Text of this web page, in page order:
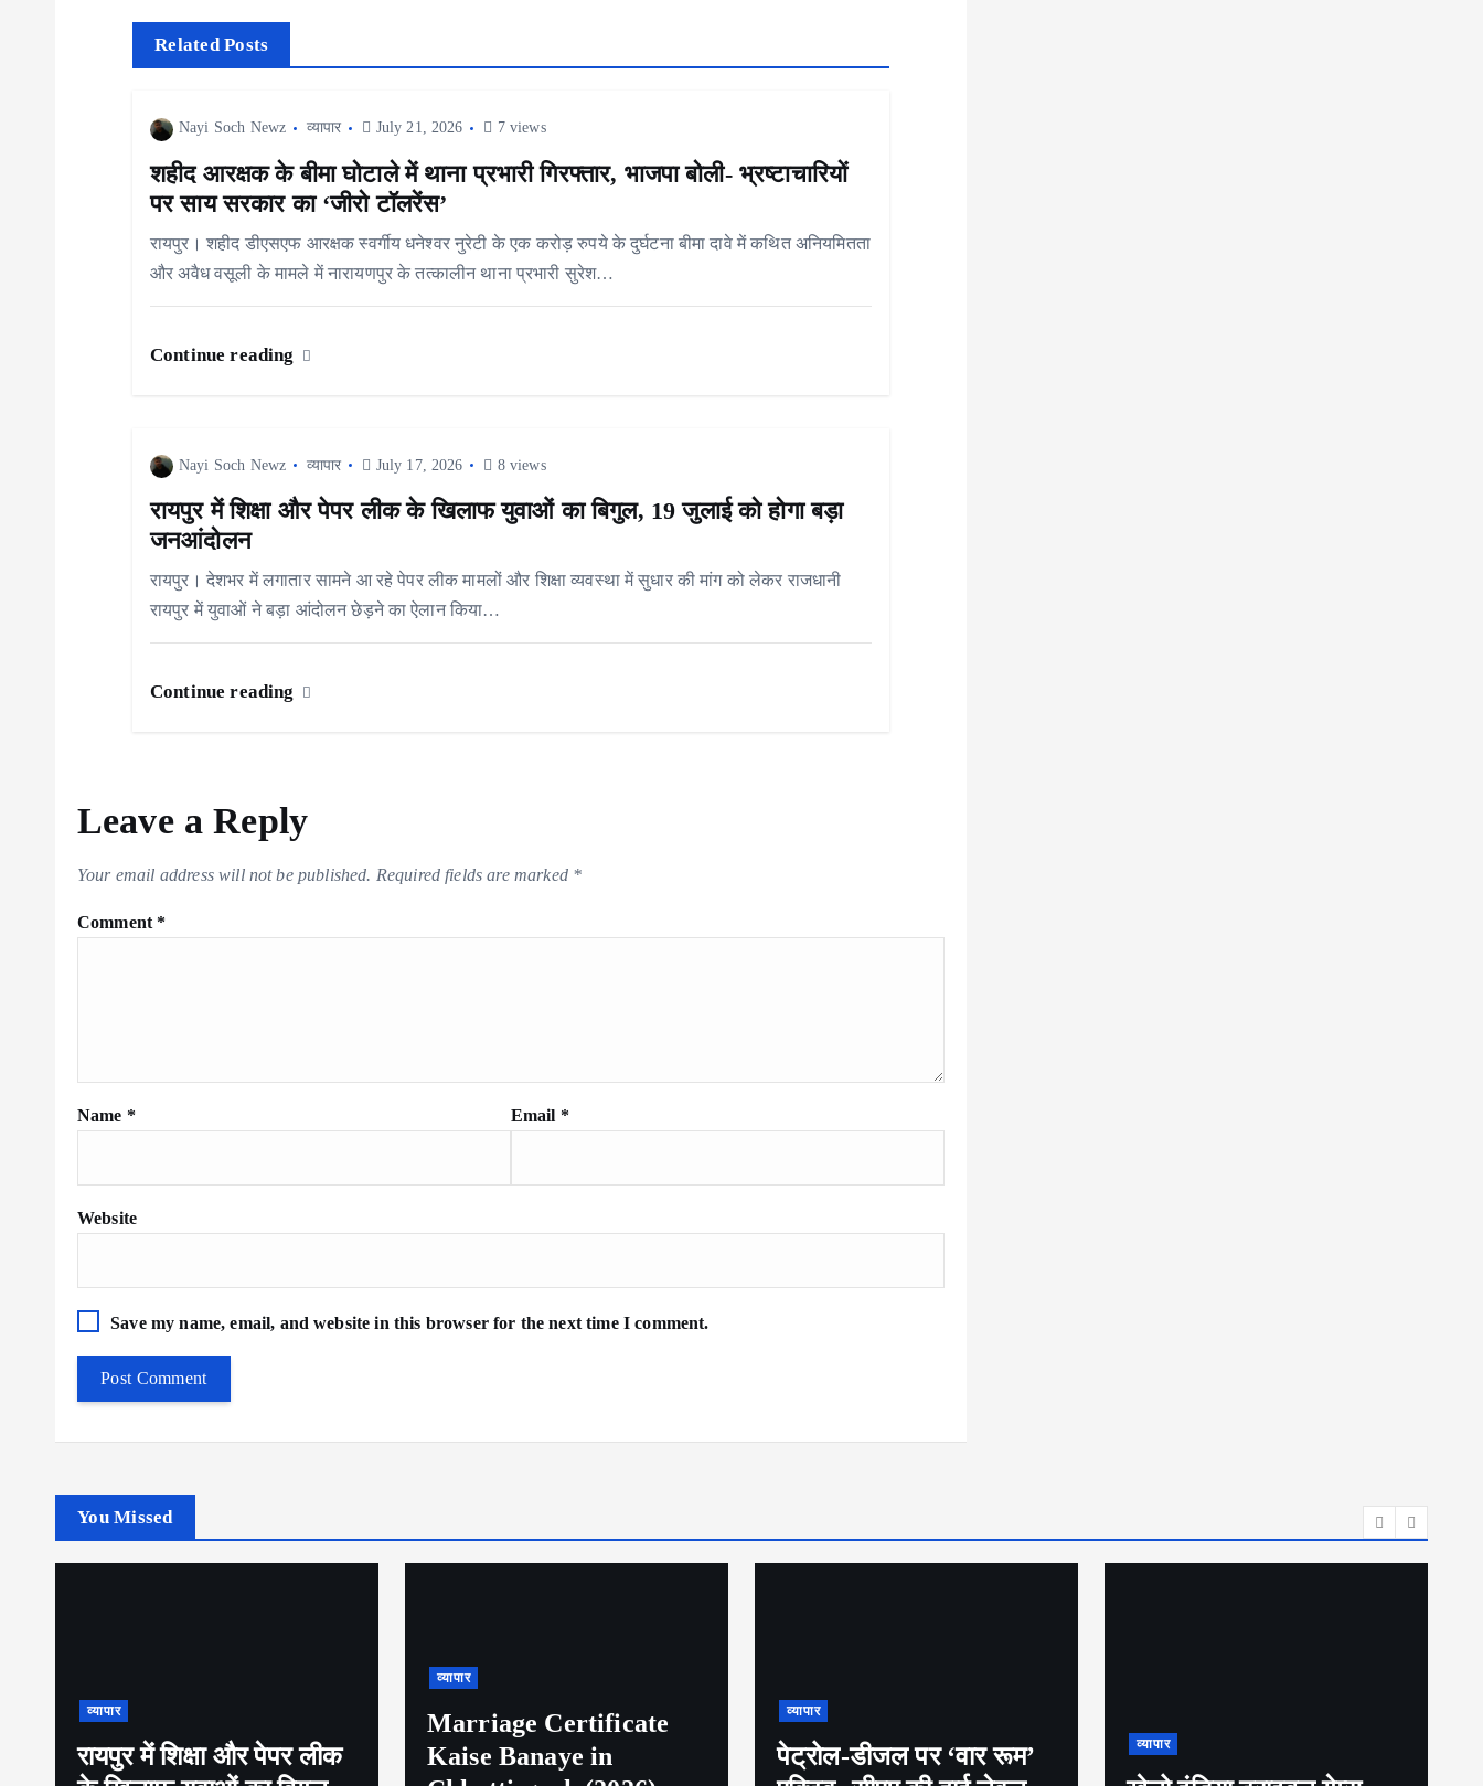
Related Posts
Nayi Soch Newz व्यापार July 21, 2026 7 views
शहीद आरक्षक के बीमा घोटाले में थाना प्रभारी गिरफ्तार, भाजपा बोली- भ्रष्टाचारियों
पर साय सरकार का ‘जीरो टॉलरेंस’
रायपुर। शहीद डीएसएफ आरक्षक स्वर्गीय धनेश्वर नुरेटी के एक करोड़ रुपये के दुर्घटना बीमा दावे में कथित अनियमितता
और अवैध वसूली के मामले में नारायणपुर के तत्कालीन थाना प्रभारी सुरेश…
Continue reading
Nayi Soch Newz व्यापार July 17, 2026 8 views
रायपुर में शिक्षा और पेपर लीक के खिलाफ युवाओं का बिगुल, 19 जुलाई को होगा बड़ा
जनआंदोलन
रायपुर। देशभर में लगातार सामने आ रहे पेपर लीक मामलों और शिक्षा व्यवस्था में सुधार की मांग को लेकर राजधानी
रायपुर में युवाओं ने बड़ा आंदोलन छेड़ने का ऐलान किया…
Continue reading
Leave a Reply
Your email address will not be published. Required fields are marked *
Comment *
Name * Email *
Website
Save my name, email, and website in this browser for the next time I comment.
You Missed
Marriage Certificate
Kaise Banaye in
पेट्रोल-डीजल पर ‘वार रूम’
व्यापार
तुगलकी फ़रमान, अब बिना